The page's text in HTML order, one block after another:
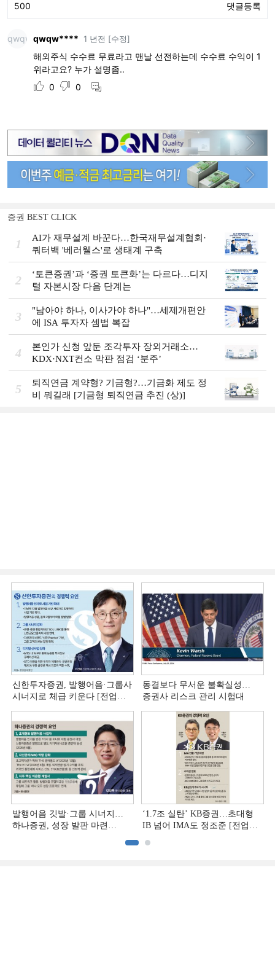
증권 BEST CLICK
1
AI가 재무설계 바꾼다…한국재무설계협회·
쿼터백 '베러웰스'로 생태계 구축
2
‘토큰증권’과 ‘증권 토큰화’는 다르다…디지
털 자본시장 다음 단계는
3
"남아야 하나, 이사가야 하나"…세제개편안
에 ISA 투자자 셈법 복잡
4
본인가 신청 앞둔 조각투자 장외거래소…
KDX·NXT컨소 막판 점검 ‘분주’
5
퇴직연금 계약형? 기금형?…기금화 제도 정
비 뭐길래 [기금형 퇴직연금 추진 (상)]
신한투자증권, 발행어음·그룹사
시너지로 체급 키운다 [전업계
동결보다 무서운 불확실성…
증권사 리스크 관리 시험대
발행어음 깃발·그룹 시너지…
하나증권, 성장 발판 마련
‘1.7조 실탄’ KB증권…초대형
IB 넘어 IMA도 정조준 [전업계